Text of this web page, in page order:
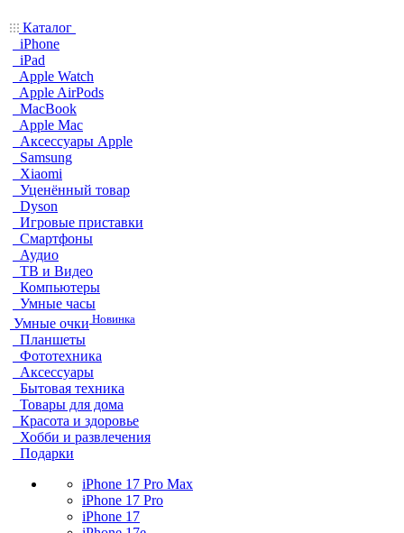
Каталог
iPhone
iPad
Apple Watch
Apple AirPods
MacBook
Apple Mac
Аксессуары Apple
Samsung
Xiaomi
Уценённый товар
Dyson
Игровые приставки
Смартфоны
Аудио
ТВ и Видео
Компьютеры
Умные часы
Умные очки Новинка
Планшеты
Фототехника
Аксессуары
Бытовая техника
Товары для дома
Красота и здоровье
Хобби и развлечения
Подарки
iPhone 17 Pro Max
iPhone 17 Pro
iPhone 17